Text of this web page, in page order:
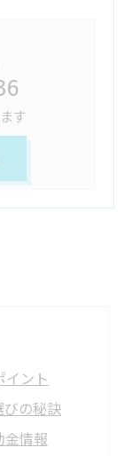
す
イント
の秘訣
金情報